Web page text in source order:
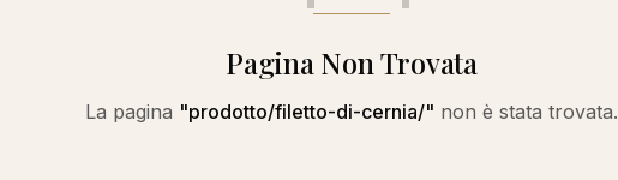
Pagina Non Trovata
La pagina "prodotto/filetto-di-cernia/" non è stata trovata.